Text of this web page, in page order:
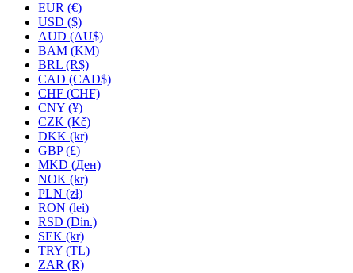
EUR (€)
USD ($)
AUD (AU$)
BAM (KM)
BRL (R$)
CAD (CAD$)
CHF (CHF)
CNY (¥)
CZK (Kč)
DKK (kr)
GBP (£)
MKD (Ден)
NOK (kr)
PLN (zł)
RON (lei)
RSD (Din.)
SEK (kr)
TRY (TL)
ZAR (R)